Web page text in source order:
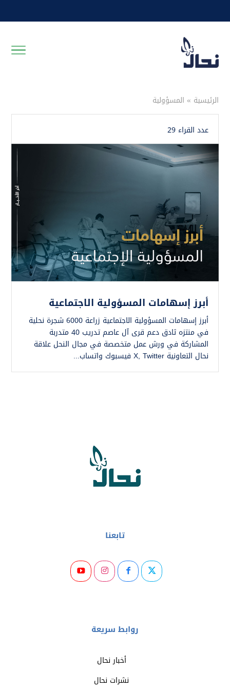
الرئيسية » المسؤولية
عدد القراء 29
أبرز إسهامات المسؤولية الاجتماعية
أبرز إسهامات المسؤولية الاجتماعية زراعة 6000 شجرة نحلية
في منتزه ثادق دعم قرى آل عاصم تدريب 40 متدربة
المشاركة في ورش عمل متخصصة في مجال النحل علاقة
نحال التعاونية X, Twitter فيسبوك واتساب...
تابعنا
روابط سريعة
أخبار نحال
نشرات نحال